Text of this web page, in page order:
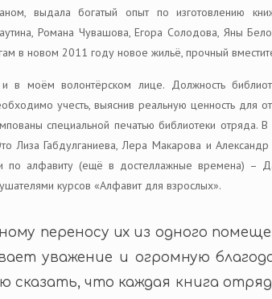
выдала богатый опыт по изготовлению
Романа Чувашова, Егора Солодова, Яны
в новом 2011 году новое жильё, прочный
в моём волонтёрском лице. Должность
учесть, выяснив реальную ценность для
специальной печатью библиотеки отряда.
Габдулганиева, Лера Макарова и Александр
по алфавиту (ещё в достеллажные времена) –
курсов «Алфавит для взрослых».
переносу их из одного
уважение и огромную
что каждая книга